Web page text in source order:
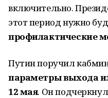
включительно.
этот период нужно
профилактические
Путин поручил
параметры выхода
12 мая. Он